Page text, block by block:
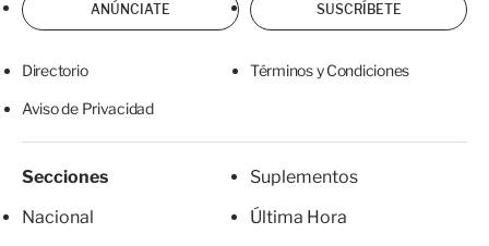
ANÚNCIATE SUSCRÍBETE
Directorio Términos y Condiciones
Aviso de Privacidad
Secciones
Nacional
Suplementos
Última Hora